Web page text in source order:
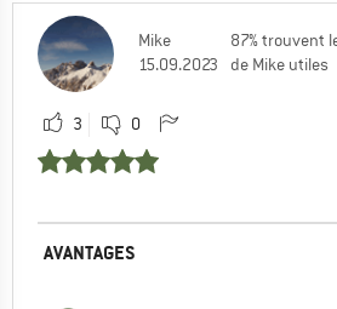
Mike
15.09.2023
87% trouvent
de Mike utiles
3 0
AVANTAGES